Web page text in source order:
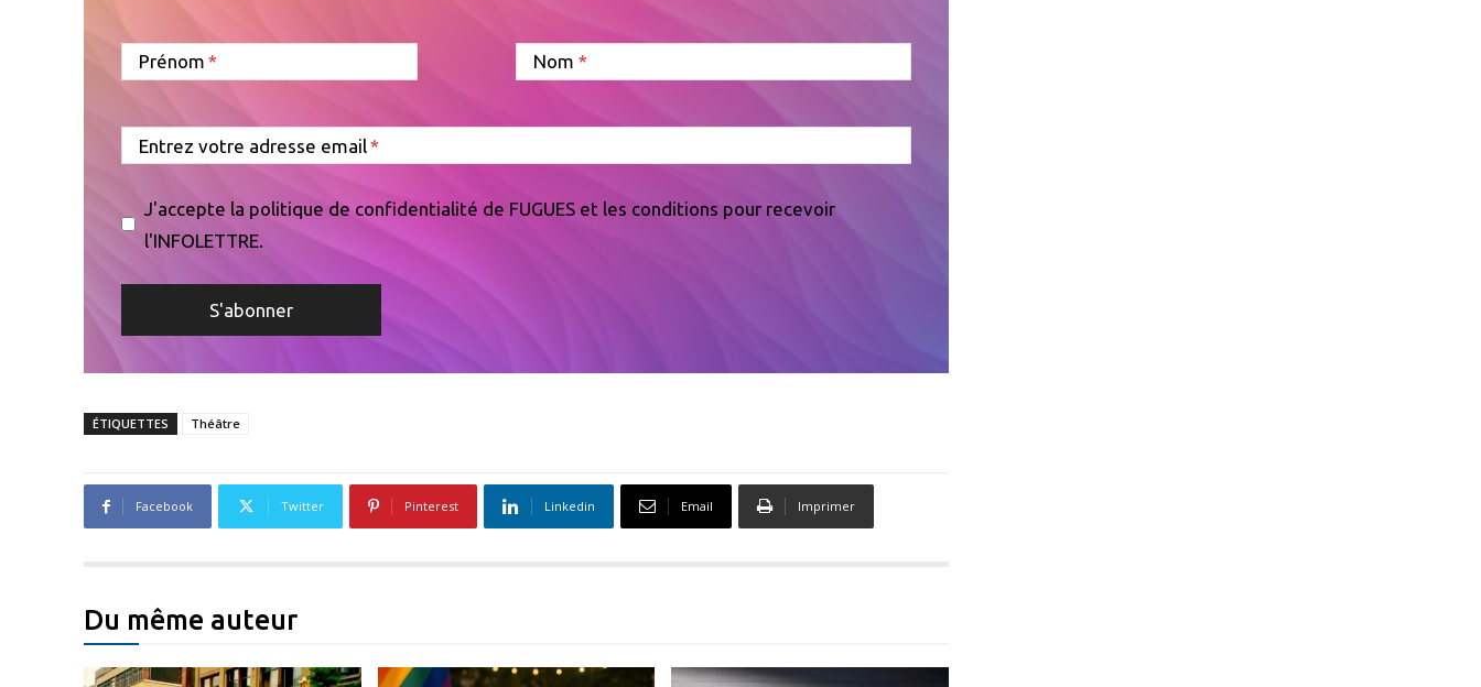
Prénom Nom
Entrez votre adresse email
J'accepte la politique de confidentialité de FUGUES et les conditions pour recevoir
l'INFOLETTRE.
ÉTIQUETTES Théâtre
Facebook Twitter Pinterest Linkedin Email Imprimer
Du même auteur